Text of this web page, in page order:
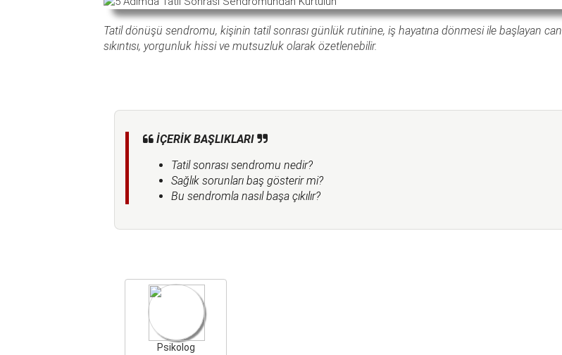
Tatil dönüşü sendromu, kişinin tatil sonrası günlük rutinine, iş hayatına dönmesi ile başlayan can
sıkıntısı, yorgunluk hissi ve mutsuzluk olarak özetlenebilir.
İÇERİK BAŞLIKLARI
Tatil sonrası sendromu nedir?
Sağlık sorunları baş gösterir mi?
Bu sendromla nasıl başa çıkılır?
Psikolog